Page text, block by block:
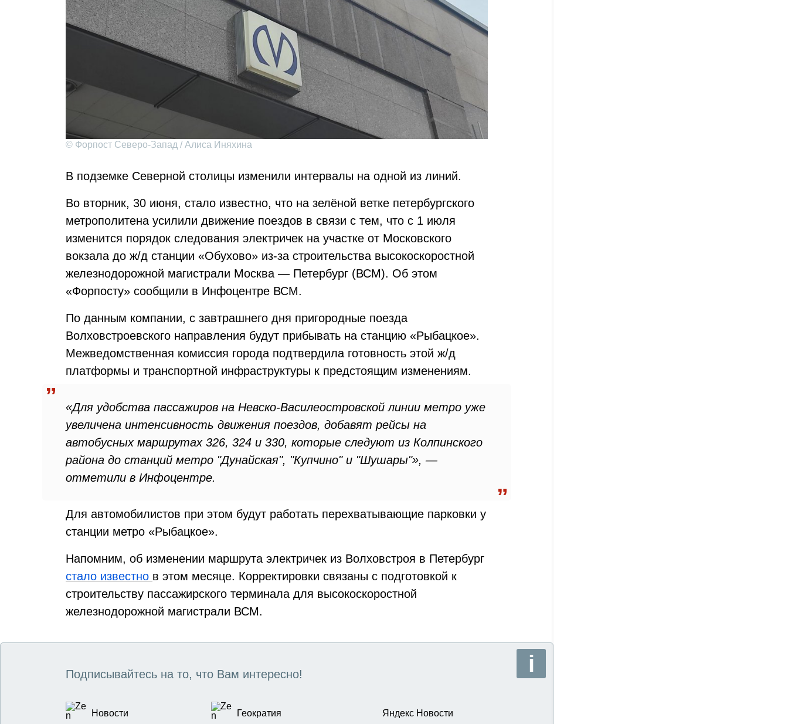
© Форпост Северо-Запад / Алиса Иняхина
В подземке Северной столицы изменили интервалы на одной из линий.
Во вторник, 30 июня, стало известно, что на зелёной ветке петербургского
метрополитена усилили движение поездов в связи с тем, что с 1 июля
изменится порядок следования электричек на участке от Московского
вокзала до ж/д станции «Обухово» из-за строительства высокоскоростной
железнодорожной магистрали Москва — Петербург (ВСМ). Об этом
«Форпосту» сообщили в Инфоцентре ВСМ.
По данным компании, с завтрашнего дня пригородные поезда
Волховстроевского направления будут прибывать на станцию «Рыбацкое».
Межведомственная комиссия города подтвердила готовность этой ж/д
платформы и транспортной инфраструктуры к предстоящим изменениям.
«Для удобства пассажиров на Невско-Василеостровской линии метро уже
увеличена интенсивность движения поездов, добавят рейсы на
автобусных маршрутах 326, 324 и 330, которые следуют из Колпинского
района до станций метро "Дунайская", "Купчино" и "Шушары"», —
отметили в Инфоцентре.
Для автомобилистов при этом будут работать перехватывающие парковки у
станции метро «Рыбацкое».
Напомним, об изменении маршрута электричек из Волховстроя в Петербург
стало известно в этом месяце. Корректировки связаны с подготовкой к
строительству пассажирского терминала для высокоскоростной
железнодорожной магистрали ВСМ.
Подписывайтесь на то, что Вам интересно!
Новости Геократия Яндекс Новости